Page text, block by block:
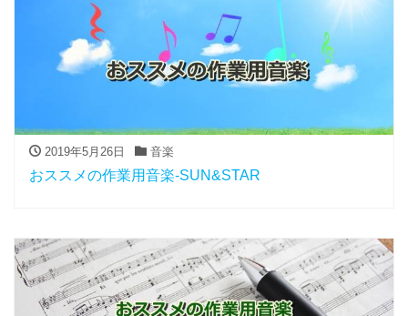
2019年5月26日 音楽
おススメの作業用音楽-SUN&STAR